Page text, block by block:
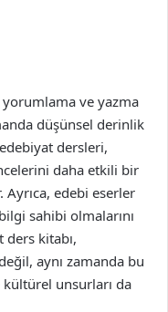
ve yazma
düşünsel derinlik
dersleri,
daha etkili bir
edebi eserler
sahibi olmalarını
ders kitabı,
aynı zamanda bu
unsurları da